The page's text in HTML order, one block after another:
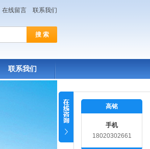
在线留言 联系我们
联系我们
高铭
手机
18020302661